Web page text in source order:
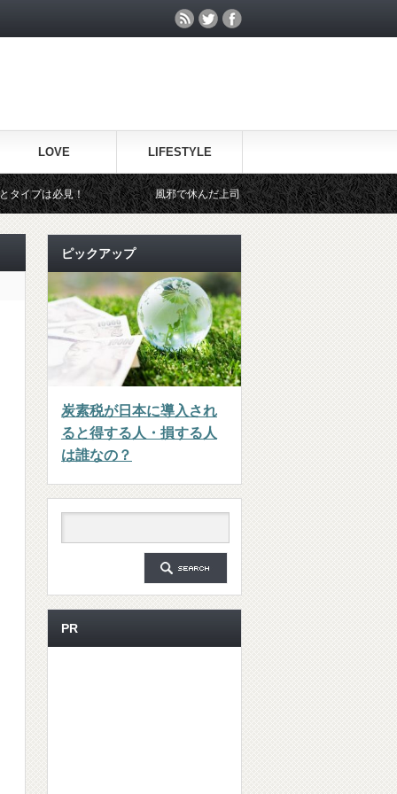
LOVE LIFESTYLE
風邪で休んだ上司に見舞いのメールは何て送ればイイの？３つの定型
ピックアップ
炭素税が日本に導入され
ると得する人・損する人
は誰なの？
PR